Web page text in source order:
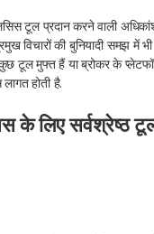
टूल प्रदान करने वाली
विचारों की बुनियादी समझ में
टूल मुफ्त हैं या ब्रोकर के
होती है.
के लिए सर्वश्रेष्ठ